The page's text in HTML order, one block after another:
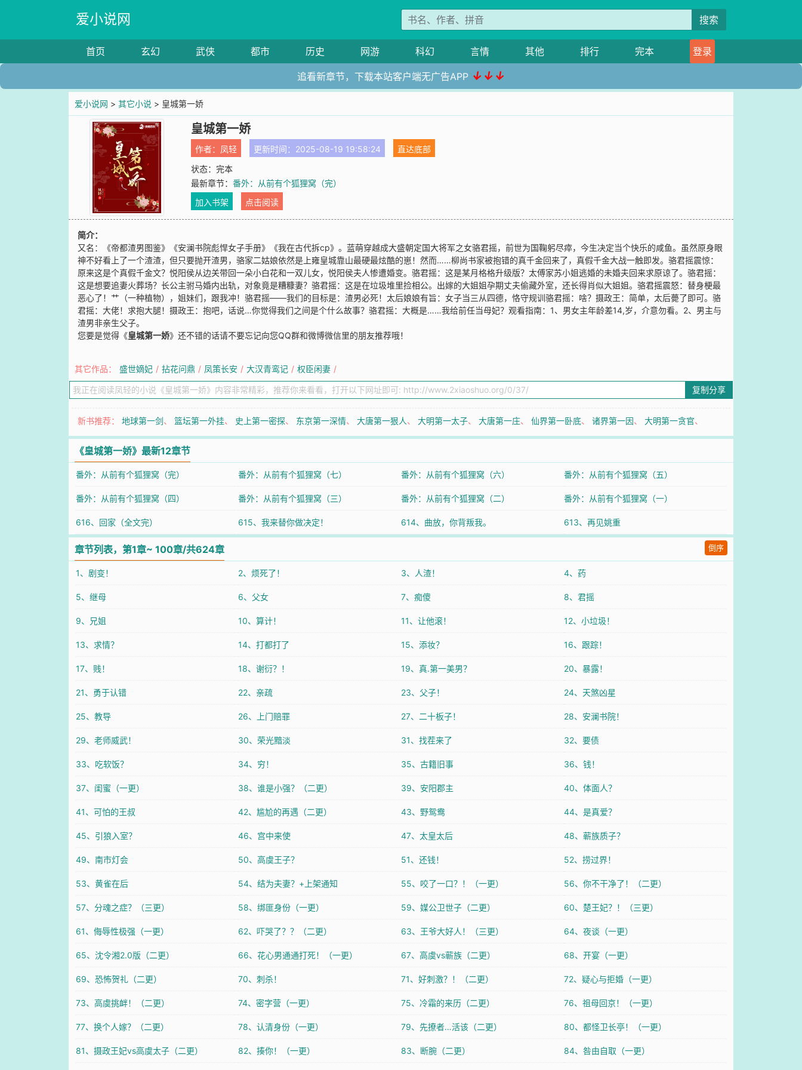
爱小说网 搜索
首页 玄幻 武侠 都市 历史 网游 科幻 言情 其他 排行 完本 登录
追看新章节，下载本站客户端无广告APP ↓↓↓
爱小说网 >其它小说 > 皇城第一娇
皇城第一娇
作者： 凤轻 更新时间：2025-08-19 19:58:24
直达底部
状态：完本
最新章节：番外：从前有个狐狸窝（完）
加入书架
点击阅读
简介：
又名：《帝都渣男图鉴》《安澜书院彪悍女子手册》《我在古代拆cp》。蓝萌穿越成大盛朝定国大将军之女骆君摇，前世为国鞠躬尽瘁，今生决定当个快乐的咸鱼。虽然原身眼
神不好看上了一个渣渣，但只要抛开渣男，骆家二姑娘依然是上雍皇城靠山最硬最炫酷的崽！然而……柳尚书家被抱错的真千金回来了，真假千金大战一触即发。骆君摇震惊：
原来这是个真假千金文？悦阳侯从边关带回一朵小白花和一双儿女，悦阳侯夫人惨遭婚变。骆君摇：这是某月格格升级版？太傅家苏小姐逃婚的未婚夫回来求原谅了。骆君摇：
这是想要追妻火葬场？长公主驸马婚内出轨，对象竟是糟糠妻？骆君摇：这是在垃圾堆里捡相公。出嫁的大姐姐孕期丈夫偷藏外室，还长得肖似大姐姐。骆君摇震怒：替身梗最
恶心了！艹（一种植物），姐妹们，跟我冲！骆君摇——我们的目标是：渣男必死！太后娘娘有旨：女子当三从四德，恪守规训骆君摇：啥？摄政王：简单，太后薨了即可。骆
君摇：大佬！求抱大腿！摄政王：抱吧，话说…你觉得我们之间是个什么故事？骆君摇：大概是……我给前任当母妃？观看指南：1、男女主年龄差14,岁，介意勿看。2、男主与
渣男非亲生父子。
您要是觉得《皇城第一娇》还不错的话请不要忘记向您QQ群和微博微信里的朋友推荐哦！
其它作品： 盛世嫡妃 / 拈花问鼎 / 凤策长安 / 大汉青鸾记 / 权臣闲妻 /
复制分享
新书推荐：地球第一剑、篮坛第一外挂、 史上第一密探、 东京第一深情、大唐第一狠人、大明第一太子、大唐第一庄、仙界第一卧底、诸界第一因、大明第一贪官、
《皇城第一娇》最新12章节
番外：从前有个狐狸窝（完） 番外：从前有个狐狸窝（七） 番外：从前有个狐狸窝（六） 番外：从前有个狐狸窝（五）
番外：从前有个狐狸窝（四） 番外：从前有个狐狸窝（三） 番外：从前有个狐狸窝（二） 番外：从前有个狐狸窝（一）
616、回家（全文完） 615、我来替你做决定！ 614、曲放，你背叛我。 613、再见姚重
章节列表，第1章~ 100章/共624章 倒序
1、剧变！ 2、烦死了！ 3、人渣！ 4、药
5、继母 6、父女 7、痴傻 8、君摇
9、兄姐 10、算计！ 11、让他滚！ 12、小垃圾！
13、求情？ 14、打都打了 15、添妆？ 16、跟踪！
17、贱！ 18、谢衍？！ 19、真.第一美男？ 20、暴露！
21、勇于认错 22、亲疏 23、父子！ 24、天煞凶星
25、教导 26、上门赔罪 27、二十板子！ 28、安澜书院！
29、老师威武！ 30、荣光黯淡 31、找茬来了 32、要债
33、吃软饭？ 34、穷！ 35、古籍旧事 36、钱！
37、闺蜜（一更） 38、谁是小强？（二更） 39、安阳郡主 40、体面人？
41、可怕的王叔 42、尴尬的再遇（二更） 43、野鸳鸯 44、是真爱？
45、引狼入室？ 46、宫中来使 47、太皇太后 48、蕲族质子？
49、南市灯会 50、高虞王子？ 51、还钱！ 52、捞过界！
53、黄雀在后 54、结为夫妻？+上架通知 55、咬了一口？！（一更） 56、你不干净了！（二更）
57、分魂之症？（三更） 58、绑匪身份（一更） 59、媒公卫世子（二更） 60、楚王妃？！（三更）
61、侮辱性极强（一更） 62、吓哭了？？（二更） 63、王爷大好人！（三更） 64、夜谈（一更）
65、沈令湘2.0版（二更） 66、花心男通通打死！（一更） 67、高虞vs蕲族（二更） 68、开宴（一更）
69、恐怖贺礼（二更） 70、刺杀！ 71、好刺激？！（二更） 72、疑心与拒婚（一更）
73、高虞挑衅！（二更） 74、密字营（一更） 75、冷霜的来历（二更） 76、祖母回京！（一更）
77、换个人嫁？（二更） 78、认清身份（一更） 79、先撩者…活该（二更） 80、都怪卫长亭！（一更）
81、摄政王妃vs高虞太子（二更） 82、揍你！（一更） 83、断腕（二更） 84、咎由自取（一更）